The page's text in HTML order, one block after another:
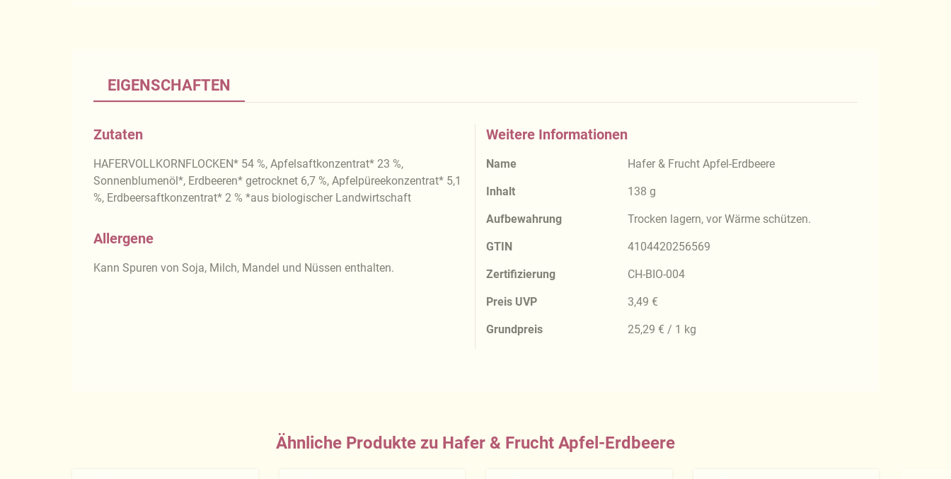
EIGENSCHAFTEN
Zutaten
HAFERVOLLKORNFLOCKEN* 54 %, Apfelsaftkonzentrat* 23 %,
Sonnenblumenöl*, Erdbeeren* getrocknet 6,7 %, Apfelpüreekonzentrat* 5,1
%, Erdbeersaftkonzentrat* 2 % *aus biologischer Landwirtschaft
Allergene
Kann Spuren von Soja, Milch, Mandel und Nüssen enthalten.
Weitere Informationen
Name Hafer & Frucht Apfel-Erdbeere
Inhalt 138 g
Aufbewahrung Trocken lagern, vor Wärme schützen.
GTIN 4104420256569
Zertifizierung CH-BIO-004
Preis UVP 3,49 €
Grundpreis 25,29 € / 1 kg
Ähnliche Produkte zu Hafer & Frucht Apfel-Erdbeere